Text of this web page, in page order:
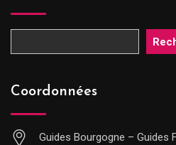
Coordonnées
Guides Bourgogne – Guides